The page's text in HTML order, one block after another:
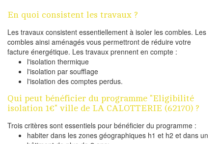
En quoi consistent les travaux ?
Les travaux consistent essentiellement à isoler les combles. Les
combles ainsi aménagés vous permettront de réduire votre
facture énergétique. Les travaux prennent en compte :
l'isolation thermique
l'isolation par soufflage
l'isolation des comptes perdus.
Qui peut bénéficier du programme "Eligibilité
isolation 1€" ville de LA CALOTTERIE (62170) ?
Trois critères sont essentiels pour bénéficier du programme :
habiter dans les zones géographiques h1 et h2 et dans un